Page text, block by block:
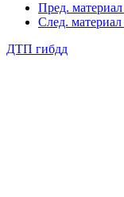
Пред. материал
След. материал
ДТП гибдд